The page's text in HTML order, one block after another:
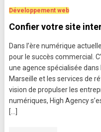
Développement web
Confier votre site
Dans l’ère numérique
pour le succès commercial.
une agence spécialisée
Marseille et les services de
vision de propulser les
numériques, High Agency
[…]